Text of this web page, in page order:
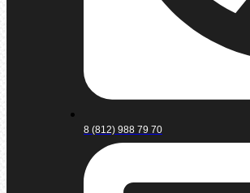
8 (812) 988 79 70